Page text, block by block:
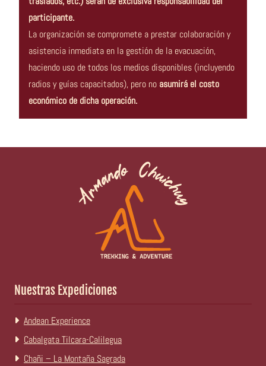
participante.
La organización se compromete a prestar colaboración y
asistencia inmediata en la gestión de la evacuación,
haciendo uso de todos los medios disponibles (incluyendo
radios y guías capacitados), pero no asumirá el costo
económico de dicha operación.
Nuestras Expediciones
Andean Experience
Cabalgata Tilcara-Calilegua
Chañi – La Montaña Sagrada